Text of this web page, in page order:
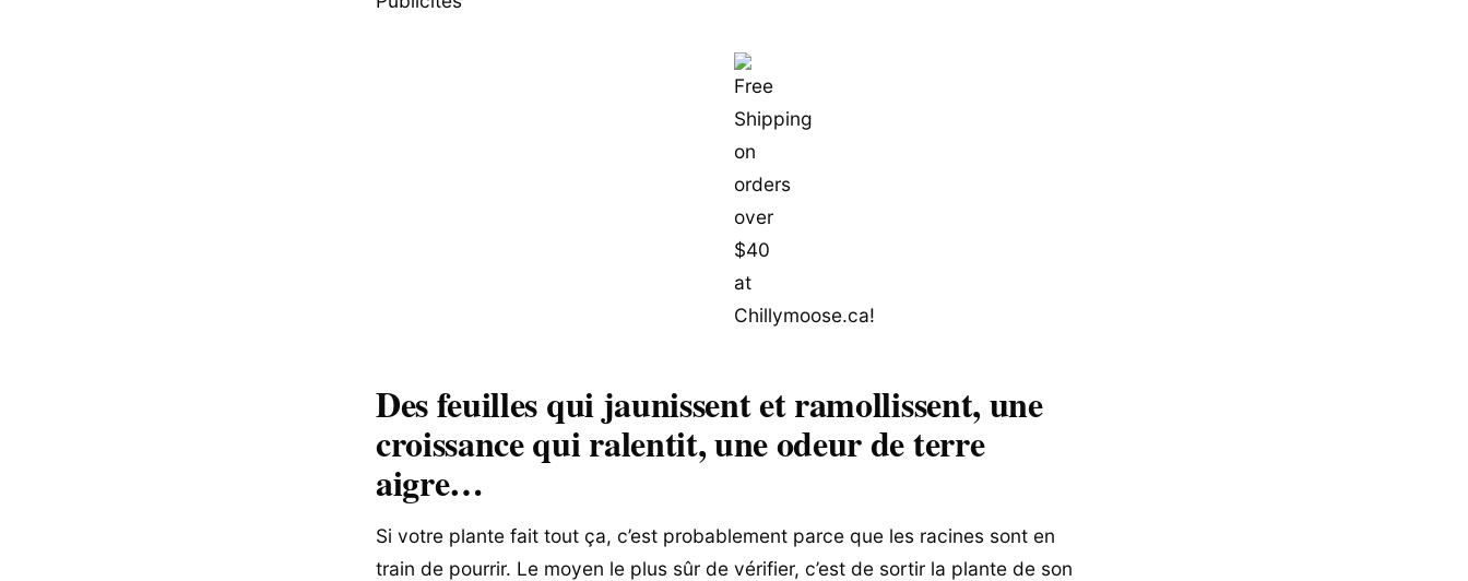
Des feuilles qui jaunissent et ramollissent, une
croissance qui ralentit, une odeur de terre
aigre…
Si votre plante fait tout ça, c’est probablement parce que les racines sont en
train de pourrir. Le moyen le plus sûr de vérifier, c’est de sortir la plante de son